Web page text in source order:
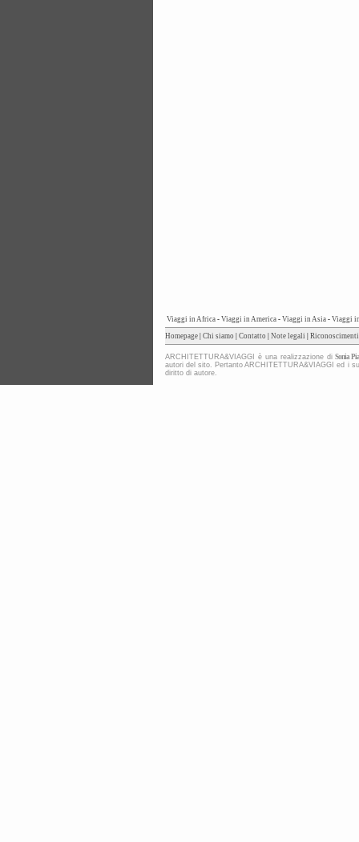
Viaggi in Africa - Viaggi in America - Viaggi in Asia - Viaggi
Homepage Chi siamo Contatto Note legali Riconoscimenti
ARCHITETTURA&VIAGGI è una realizzazione diSonia
autori del sito. Pertanto ARCHITETTURA&VIAGGI ed i
diritto di autore.